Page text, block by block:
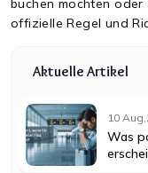
offizielle Regel und
Aktuelle Artikel
10
Was